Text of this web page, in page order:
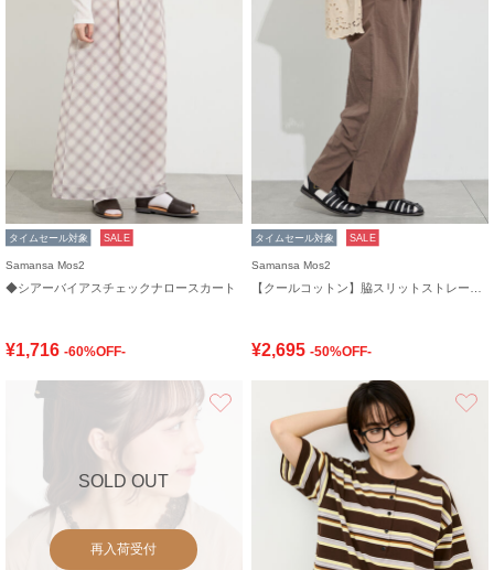
タイムセール対象 SALE
Samansa Mos2
◆シアーバイアスチェックナロースカート
¥1,716 -60%OFF-
タイムセール対象 SALE
Samansa Mos2
¥2,695 -50%OFF-
SOLD OUT
再入荷受付